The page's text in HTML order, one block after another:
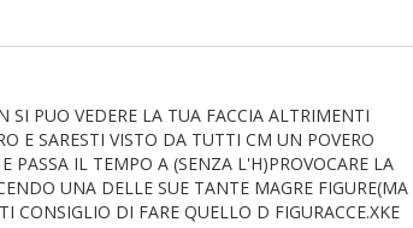
SI PUO VEDERE LA TUA FACCIA ALTRIMENTI
E SARESTI VISTO DA TUTTI CM UN POVERO
PASSA IL TEMPO A (SENZA L'H)PROVOCARE LA
UNA DELLE SUE TANTE MAGRE FIGURE(MA
CONSIGLIO DI FARE QUELLO D FIGURACCE.XKE